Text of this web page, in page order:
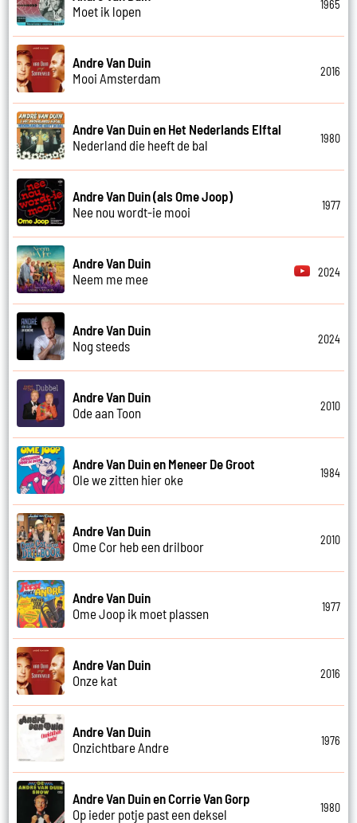
Moet ik lopen
1965
Andre Van Duin
Mooi Amsterdam
2016
Andre Van Duin en Het Nederlands Elftal
Nederland die heeft de bal
1980
Andre Van Duin (als Ome Joop)
Nee nou wordt-ie mooi
1977
Andre Van Duin
Neem me mee
2024
Andre Van Duin
Nog steeds
2024
Andre Van Duin
Ode aan Toon
2010
Andre Van Duin en Meneer De Groot
Ole we zitten hier oke
1984
Andre Van Duin
Ome Cor heb een drilboor
2010
Andre Van Duin
Ome Joop ik moet plassen
1977
Andre Van Duin
Onze kat
2016
Andre Van Duin
Onzichtbare Andre
1976
Andre Van Duin en Corrie Van Gorp
Op ieder potje past een deksel
1980